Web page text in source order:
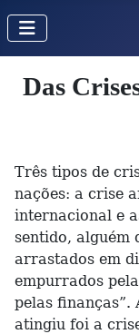
Das
Três tipos de
nações: a crise
internacional e
sentido, alguém
arrastados em
empurrados
pelas finanças”.
atingiu foi a